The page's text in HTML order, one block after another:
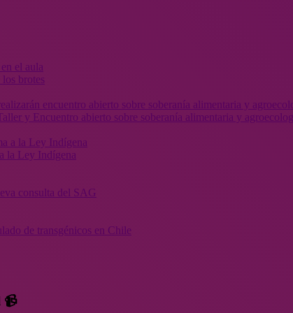
brotes
y Encuentro abierto sobre soberanía alimentaria y
la Ley Indígena
consulta del SAG
de transgénicos en Chile
📹